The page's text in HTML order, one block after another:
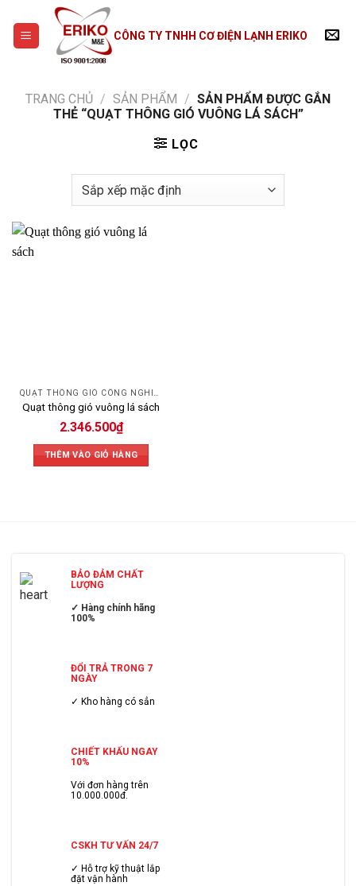
content
CÔNG TY TNHH CƠ ĐIỆN LẠNH ERIKO
TRANG CHỦ / SẢN PHẨM / SẢN PHẨM ĐƯỢC GẮN
THẺ “QUẠT THÔNG GIÓ VUÔNG LÁ SÁCH”
LỌC
Quạt thông gió vuông lá sách
2.346.500₫
THÊM VÀO GIỎ HÀNG
BẢO ĐẢM CHẤT
LƯỢNG
✓ Hàng chính hãng
100%
ĐỔI TRẢ TRONG 7
NGÀY
✓ Kho hàng có sẳn
CHIẾT KHẤU NGAY
10%
Với đơn hàng trên
10.000.000đ.
CSKH TƯ VẤN 24/7
✓ Hỗ trợ kỹ thuật lắp
đặt vận hành